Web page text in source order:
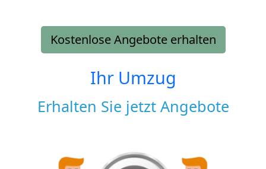
Kostenlose Angebote erhalten
Ihr Umzug
Erhalten Sie jetzt Angebote